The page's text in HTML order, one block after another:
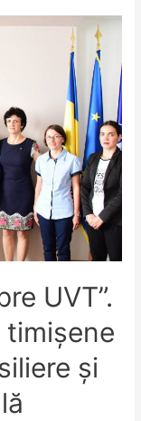
UVT”.
timișene
și